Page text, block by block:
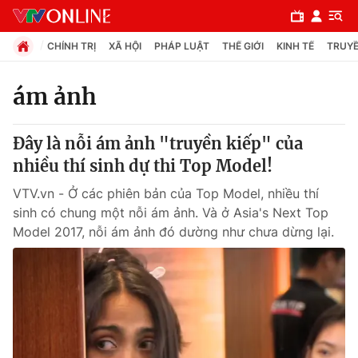
Chuyên mục
Chính trị
Xã hội
Pháp luật
CHÍNH TRỊ XÃ HỘI PHÁP LUẬT THẾ GIỚI KINH TẾ
ám ảnh
Đây là nỗi ám ảnh "truyền kiếp" của
nhiều thí sinh dự thi Top Model!
VTV.vn - Ở các phiên bản của Top Model, nhiều thí
sinh có chung một nỗi ám ảnh. Và ở Asia's Next Top
Model 2017, nỗi ám ảnh đó dường như chưa dừng lại.